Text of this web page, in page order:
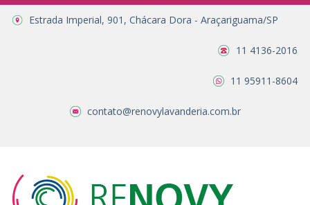
Estrada Imperial, 901, Chácara Dora - Araçariguama/SP
11 4136-2016
11 95911-8604
contato@renovylavanderia.com.br